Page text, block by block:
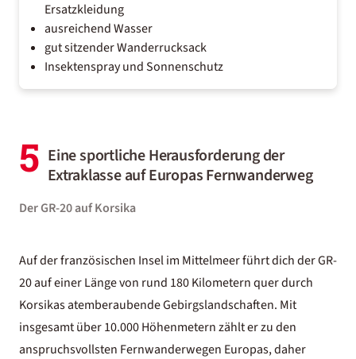
Ersatzkleidung
ausreichend Wasser
gut sitzender Wanderrucksack
Insektenspray und Sonnenschutz
5 Eine sportliche Herausforderung der
Extraklasse auf Europas Fernwanderweg
Der GR-20 auf Korsika
Auf der französischen Insel im Mittelmeer führt dich der GR-
20 auf einer Länge von rund 180 Kilometern quer durch
Korsikas atemberaubende Gebirgslandschaften. Mit
insgesamt über 10.000 Höhenmetern zählt er zu den
anspruchsvollsten Fernwanderwegen Europas, daher